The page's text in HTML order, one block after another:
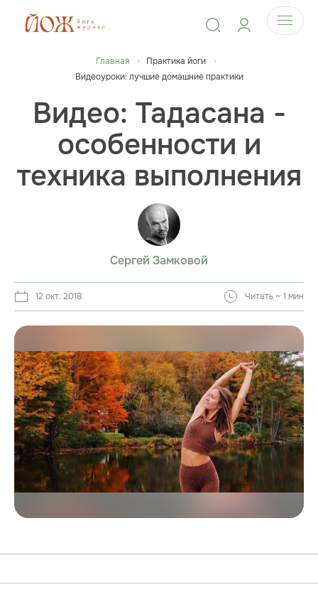
Главная
Практика йоги
Видеоуроки: лучшие домашние практики
Видео: Тадасана -
особенности и
техника выполнения
Сергей Замковой
12 окт. 2018 Читать ~ 1 мин